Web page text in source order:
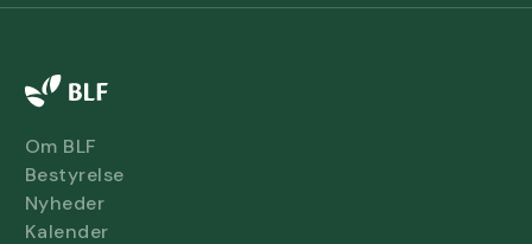
Om BLF
Bestyrelse
Nyheder
Kalender